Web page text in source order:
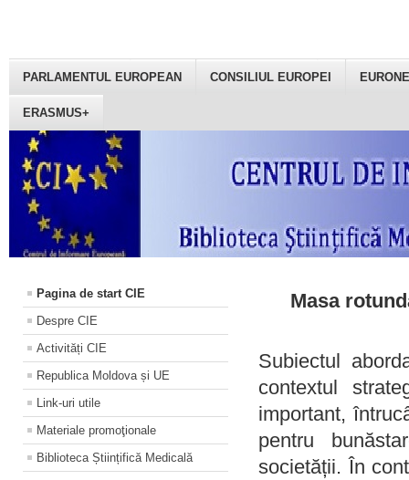
PARLAMENTUL EUROPEAN CONSILIUL EUROPEI
ERASMUS+
Pagina de start CIE
Despre CIE
Activități CIE
Republica Moldova și UE
Link-uri utile
Materiale promoţionale
Biblioteca Științifică Medicală
Masa
Subiectul
contextul
important,
pentru
societății. În